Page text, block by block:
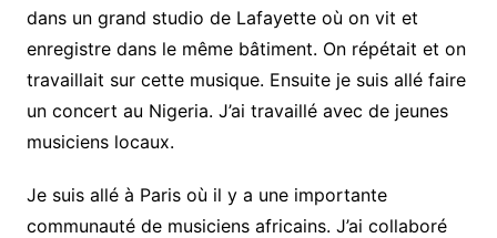
dans un grand studio de Lafayette où on vit et
enregistre dans le même bâtiment. On répétait et on
travaillait sur cette musique. Ensuite je suis allé faire
un concert au Nigeria. J’ai travaillé avec de jeunes
musiciens locaux.
Je suis allé à Paris où il y a une importante
communauté de musiciens africains. J’ai collaboré